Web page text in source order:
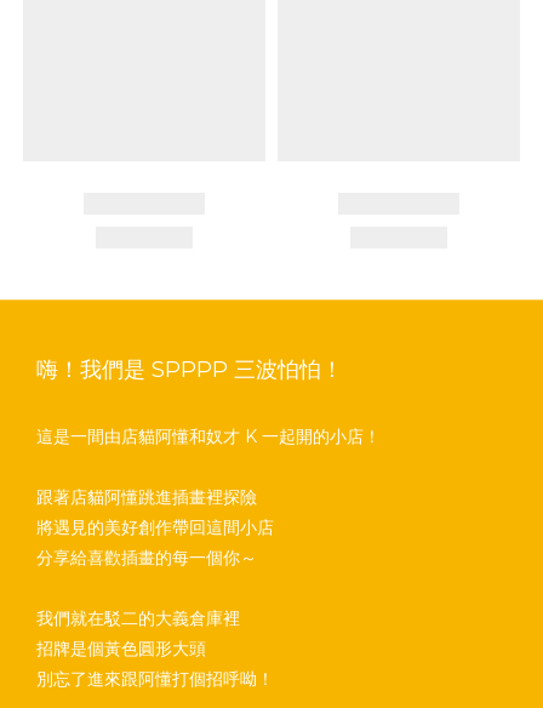
嗨！我們是 SPPPP 三波怕怕！
這是一間由店貓阿懂和奴才 K 一起開的小店！
跟著店貓阿懂跳進插畫裡探險
將遇見的美好創作帶回這間小店
分享給喜歡插畫的每一個你～
我們就在駁二的大義倉庫裡
招牌是個黃色圓形大頭
別忘了進來跟阿懂打個招呼呦！